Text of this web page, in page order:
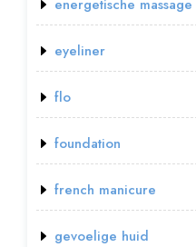
energetische massage
eyeliner
flo
foundation
french manicure
gevoelige huid